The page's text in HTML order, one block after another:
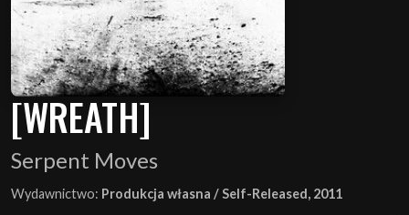
[WREATH]
Serpent Moves
Wydawnictwo: Produkcja własna / Self-Released, 2011